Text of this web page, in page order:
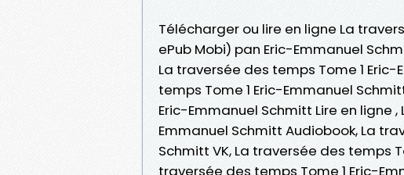
Télécharger ou lire en ligne La
ePub Mobi) pan Eric-Emmanuel
La traversée des temps Tome 1
temps Tome 1 Eric-Emmanuel
Eric-Emmanuel Schmitt Lire en ligne
Emmanuel Schmitt Audiobook, La
Schmitt VK, La traversée des temps
traversée des temps Tome 1 Eric-